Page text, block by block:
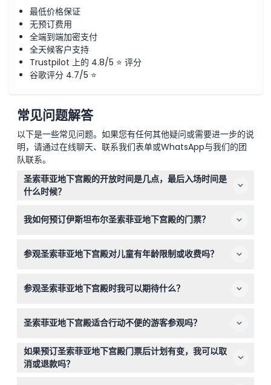
最低价格保证
无预订费用
全端到端加密支付
全天候客户支持
Trustpilot 上的 4.8/5 ⭐ 评分
谷歌评分 4.7/5 ⭐
常见问题解答
以下是一些常见问题。如果您有任何其他疑问或需要进一步的说
明，请通过在线聊天、联系我们表单或WhatsApp与我们的团
队联系。
圣索菲亚地下宫殿的开放时间是几点，最后入场时间是
什么时候？
场时间为下午6:00，即关闭前一小时（可能有变动——请在
我如何预订伊斯坦布尔圣索菲亚地下宫殿的门票？
以保证入场并避免排队等待。
参观圣索菲亚地下宫殿对儿童有年龄限制或收费吗？
参观圣索菲亚地下宫殿时我可以期待什么？
的大理石柱和令人着迷的美杜莎头雕塑，非常适合历史爱好
圣索菲亚地下宫殿适合行动不便的游客参观吗？
圣索菲亚地下宫殿需要步行和爬楼梯，如果您有行动方面的
顾虑，建议在预订前考虑这一点，因为可能较具挑战性。
如果预订圣索菲亚地下宫殿门票后计划有变，我可以取
消或退款吗？